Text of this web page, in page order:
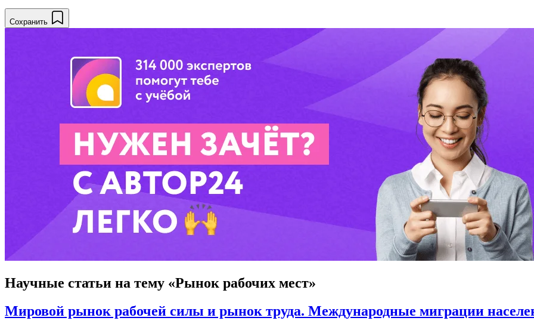
Сохранить
Научные статьи на тему «Рынок рабочих мест»
Мировой рынок рабочей силы и рынок труда. Международные миграции